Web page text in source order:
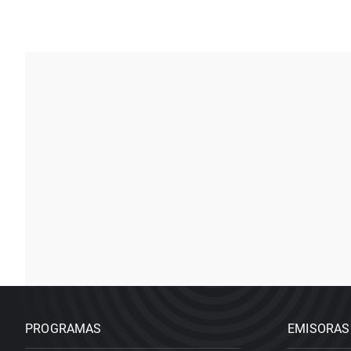
PROGRAMAS EMISORAS